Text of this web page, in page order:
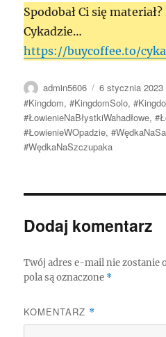
Spodobał Ci się
Cykadzie…
https://buycoffee.to/
Autor
admin5606
Data
publikacji
6 stycznia 2023
#Kingdom,#KingdomSolo,
#ŁowienieNaBłystkiWahadłowe,
#ŁowienieWOpadzie,
#WędkaNaSzczupaka
Dodaj komentarz
Twój adres e-mail nie zostanie
pola są oznaczone *
KOMENTARZ *